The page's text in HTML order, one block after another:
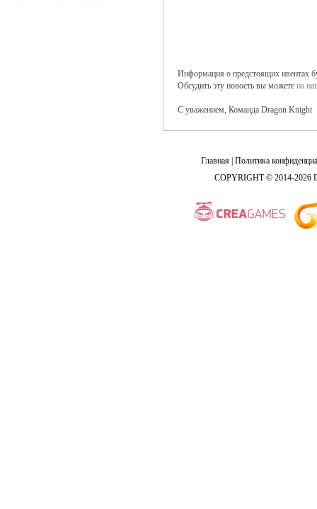
Информация о предстоящих ивентах
Обсудить эту новость вы можете на
С уважением, Команда Dragon Knight
Главная Политика
COPYRIGHT © 2014-2026